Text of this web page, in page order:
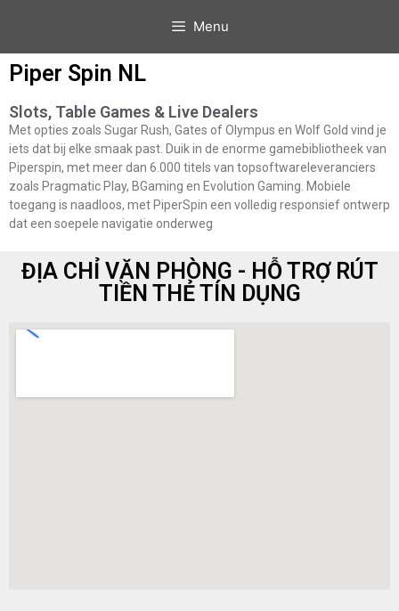
Menu
Piper Spin NL
Slots, Table Games & Live Dealers
Met opties zoals Sugar Rush, Gates of Olympus en Wolf Gold vind je
iets dat bij elke smaak past. Duik in de enorme gamebibliotheek van
Piperspin, met meer dan 6.000 titels van topsoftwareleveranciers
zoals Pragmatic Play, BGaming en Evolution Gaming. Mobiele
toegang is naadloos, met PiperSpin een volledig responsief ontwerp
dat een soepele navigatie onderweg
ĐỊA CHỈ VĂN PHÒNG - HỖ TRỢ RÚT
TIỀN THẺ TÍN DỤNG